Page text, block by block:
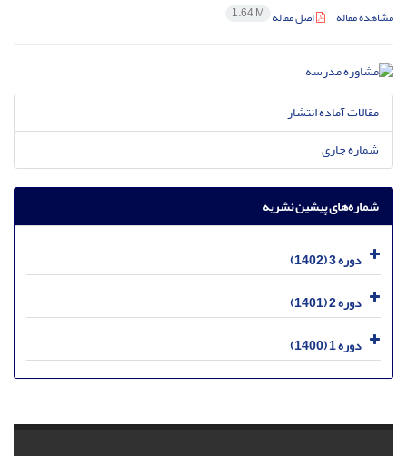
مشاهده مقاله اصل مقاله 1.64 M
مقالات آماده انتشار
شماره جاری
شماره‌های پیشین نشریه
دوره 3 (1402)
دوره 2 (1401)
دوره 1 (1400)